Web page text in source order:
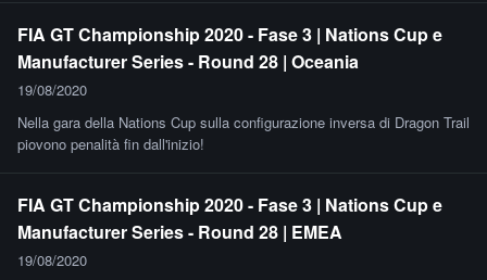
FIA GT Championship 2020 - Fase 3 | Nations Cup e
Manufacturer Series - Round 28 | Oceania
19/08/2020
Nella gara della Nations Cup sulla configurazione inversa di Dragon Trail
piovono penalità fin dall'inizio!
FIA GT Championship 2020 - Fase 3 | Nations Cup e
Manufacturer Series - Round 28 | EMEA
19/08/2020